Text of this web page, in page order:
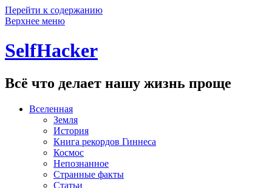
Перейти к содержанию
Верхнее меню
SelfHacker
Всё что делает нашу жизнь проще
Вселенная
Земля
История
Книга рекордов Гиннеса
Космос
Непознанное
Странные факты
Статьи